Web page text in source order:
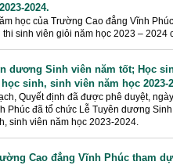
2024.
học của Trường Cao đẳng Vĩnh
thi sinh viên giỏi năm học 2023 –
dương Sinh viên năm tốt; Học
sinh, sinh viên năm học 2023-
Quyết định đã được phê duyệt,
Phúc đã tổ chức Lễ Tuyên dương
sinh viên năm học 2023-2024.
Cao đẳng Vĩnh Phúc tham